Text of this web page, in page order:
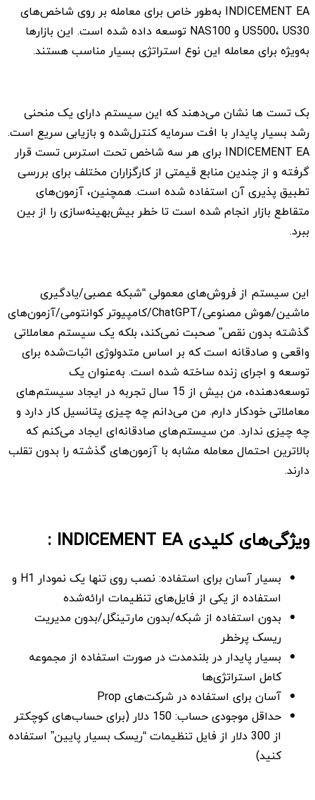
INDICEMENT EA به‌طور خاص برای معامله بر روی شاخص‌های
US500، US30 و NAS100 توسعه داده شده است. این بازارها
به‌ویژه برای معامله این نوع استراتژی بسیار مناسب هستند.
بک تست ها نشان می‌دهند که این سیستم دارای یک منحنی
رشد بسیار پایدار با افت سرمایه کنترل‌شده و بازیابی سریع است.
INDICEMENT EA برای هر سه شاخص تحت استرس تست قرار
گرفته و از چندین منابع قیمتی از کارگزاران مختلف برای بررسی
تطبیق پذیری آن استفاده شده است. همچنین، آزمون‌های
متقاطع بازار انجام شده است تا خطر بیش‌بهینه‌سازی را از بین
ببرد.
این سیستم از فروش‌های معمولی “شبکه عصبی/یادگیری
ماشین/هوش مصنوعی/ChatGPT/کامپیوتر کوانتومی/آزمون‌های
گذشته بدون نقص” صحبت نمی‌کند، بلکه یک سیستم معاملاتی
واقعی و صادقانه است که بر اساس متدولوژی اثبات‌شده برای
توسعه و اجرای زنده ساخته شده است. به‌عنوان یک
توسعه‌دهنده، من بیش از 15 سال تجربه در ایجاد سیستم‌های
معاملاتی خودکار دارم. من می‌دانم چه چیزی پتانسیل کار دارد و
چه چیزی ندارد. من سیستم‌های صادقانه‌ای ایجاد می‌کنم که
بالاترین احتمال معامله مشابه با آزمون‌های گذشته را بدون تقلب
دارند.
ویژگی‌های کلیدیINDICEMENT EA
:
بسیار آسان برای استفاده: نصب روی تنها یک نمودار H1 و
استفاده از یکی از فایل‌های تنظیمات ارائه‌شده
بدون استفاده از شبکه/بدون مارتینگل/بدون مدیریت
ریسک پرخطر
بسیار پایدار در بلندمدت در صورت استفاده از مجموعه
کامل استراتژی‌ها
آسان برای استفاده در شرکت‌های Prop
حداقل موجودی حساب: 150 دلار (برای حساب‌های کوچکتر
از 300 دلار از فایل تنظیمات “ریسک بسیار پایین” استفاده
کنید)